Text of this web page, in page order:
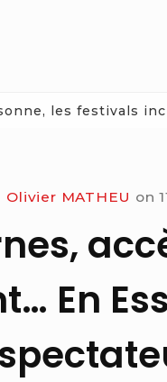
les festivals
Olivier MATHEU on
En